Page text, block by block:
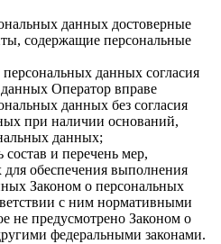
данных достоверные
содержащие персональные
данных согласия
Оператор вправе
данных без согласия
при наличии оснований,
данных;
состав и перечень мер,
обеспечения выполнения
Законом о персональных
с ним нормативными
не предусмотрено Законом о
федеральными законами.